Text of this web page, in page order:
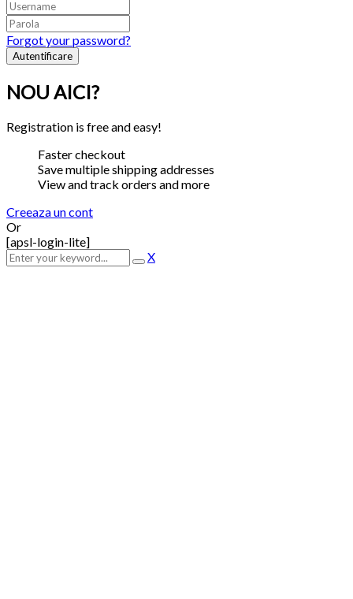
Forgot your password?
NOU AICI?
Registration is free and easy!
Faster checkout
Save multiple shipping addresses
View and track orders and more
Creeaza un cont
Or
[apsl-login-lite]
X